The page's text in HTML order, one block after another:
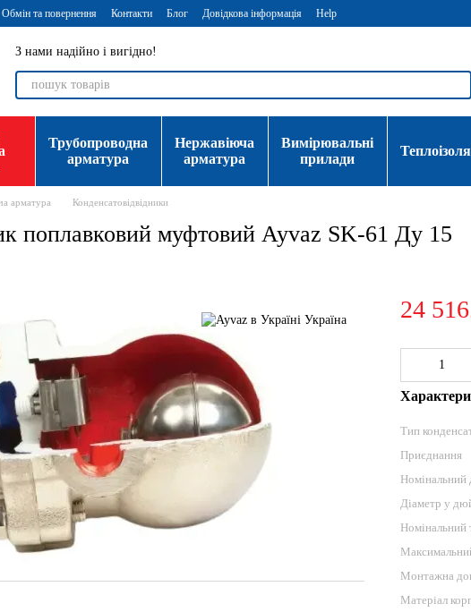
Обмін та повернення Контакти Блог Довідкова інформація Help
З нами надійно і вигідно!
Трубопроводна
арматура
Нержавіюча
арматура
Вимірювальні
прилади
арматура Конденсатовідвідники
поплавковий муфтовий Ayvaz SK-61 Ду 15
24
Тип
Приєднання
Номінальний
Діаметр у
Номінальний
Монтажна
Матеріал